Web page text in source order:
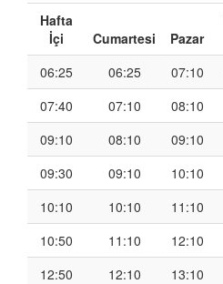
Hafta
İçi
Cumartesi Pazar
06:25
06:25 07:10
07:40
07:10 08:10
09:10
08:10 09:10
09:30
09:10 10:10
10:10
10:10 11:10
10:50
11:10 12:10
12:50
12:10 13:10